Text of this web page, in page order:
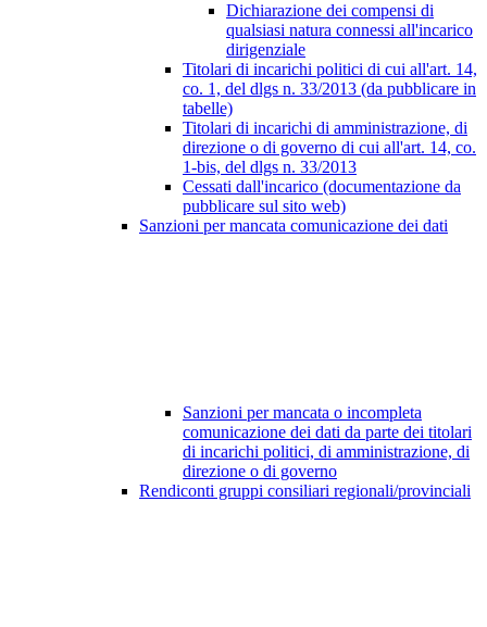
Dichiarazione dei compensi di
qualsiasi natura connessi all'incarico
dirigenziale
Titolari di incarichi politici di cui all'art. 14,
co. 1, del dlgs n. 33/2013 (da pubblicare in
tabelle)
Titolari di incarichi di amministrazione, di
direzione o di governo di cui all'art. 14, co.
1-bis, del dlgs n. 33/2013
Cessati dall'incarico (documentazione da
pubblicare sul sito web)
Sanzioni per mancata comunicazione dei dati
Sanzioni per mancata o incompleta
comunicazione dei dati da parte dei titolari
di incarichi politici, di amministrazione, di
direzione o di governo
Rendiconti gruppi consiliari regionali/provinciali